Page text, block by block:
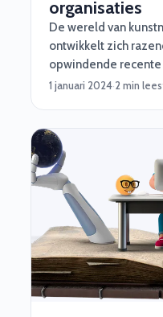
organisaties
De wereld van
ontwikkelt zich
opwindende
audio (V2A)
door videopixels en
combineren om rijke
genereren. Voor
development
uitbreiden, biedt
mogelijkheden.
1 januari 2024·2 min